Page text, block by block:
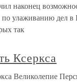
наконец
улаживанию дел в
так
Ксеркса
Великолепие